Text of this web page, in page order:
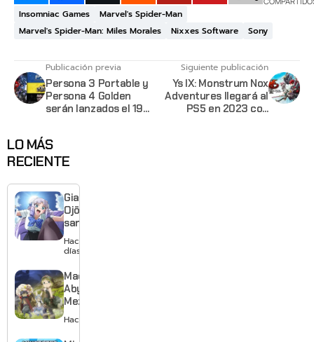
Insomniac Games
Marvel's Spider-Man
Marvel's Spider-Man: Miles Morales
Nixxes Software Sony
Publicación previa
Persona 3 Portable y
Persona 4 Golden
serán lanzados el 19
Siguiente publicación
Ys IX: Monstrum Nox
Adventures llegará al
PS5 en 2023 con
LO MÁS
RECIENTE
Giant
Ojō-
sama
revela
visual y
estreno
para
enero de
Hace 2
días
Made in
Abyss:
Mezameru
Shinpi
revela
Hace 2 días